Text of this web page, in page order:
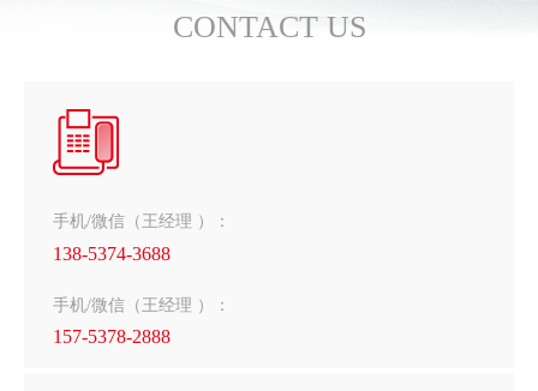
CONTACT US
手机/微信（王经理 ）：
138-5374-3688
手机/微信（王经理 ）：
157-5378-2888